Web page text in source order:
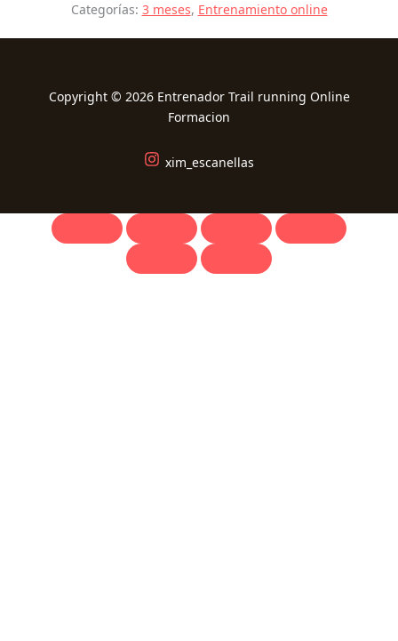
Categorías: 3 meses, Entrenamiento online
Copyright © 2026 Entrenador Trail running Online
Formacion
xim_escanellas